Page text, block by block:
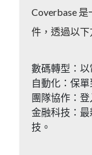
Coverbase
件，透過以下
數碼轉型：以
自動化：保
團隊協作：登
金融科技：
技。